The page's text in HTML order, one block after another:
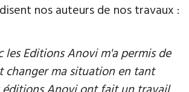
nos auteurs de nos travaux :
les Editions Anovi m'a permis de
changer ma situation en tant